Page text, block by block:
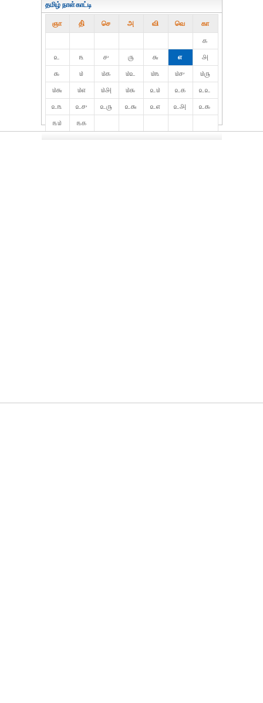
தமிழ் நாள்காட்டி
ஞா தி் செ அ வி வெ கா
௧
௨
௩ ௪ ௫ ௬ ௭
௮
௯
௰ ௰௧ ௰௨ ௰௩ ௰௪
௰௫
௰௬
௰௭ ௰௮ ௰௯ ௨௰ ௨௧
௨௨
௨௩
௨௪ ௨௫ ௨௬ ௨௭ ௨௮
௨௯
௩௰
௩௧